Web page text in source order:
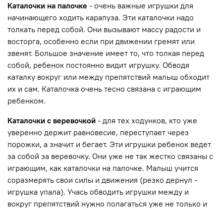
Каталочки на палочке - очень важные игрушки для
начинающего ходить карапуза. Эти каталочки надо
толкать перед собой. Они вызывают массу радости и
восторга, особенно если при движении гремят или
звенят. Большое значение имеет то, что толкая перед
собой, ребенок постоянно видит игрушку. Обводя
каталку вокруг или между препятствий малыш обходит
их и сам. Каталочка очень тесно связана с играющим
ребенком.
Каталочки с веревочкой - для тех ходунков, кто уже
уверенно держит равновесие, переступает через
порожки, а значит и бегает. Эти игрушки ребенок ведет
за собой за веревочку. Они уже не так жестко связаны с
играющим, как каталочки на палочке. Малыш учится
соразмерять свои силы и движения (резко дернул -
игрушка упала). Учась обводить игрушки между и
вокруг препятствий нужно полагаться уже не только и